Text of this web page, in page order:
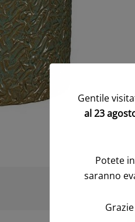
Gentile
al 23
Potete
saranno